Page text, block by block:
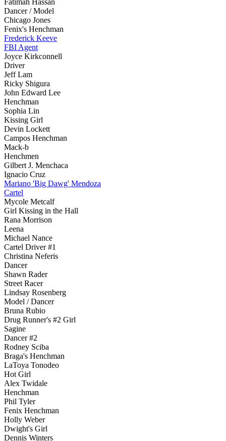
Fatimah Hassan
Dancer / Model
Chicago Jones
Fenix's Henchman
Frederick Keeve
FBI Agent
Joyce Kirkconnell
Driver
Jeff Lam
Ricky Shigura
John Edward Lee
Henchman
Sophia Lin
Kissing Girl
Devin Lockett
Campos Henchman
Mack-b
Henchmen
Gilbert J. Menchaca
Ignacio Cruz
Mariano 'Big Dawg' Mendoza
Cartel
Mycole Metcalf
Girl Kissing in the Hall
Rana Morrison
Leena
Michael Nance
Cartel Driver #1
Christina Neferis
Dancer
Shawn Rader
Street Racer
Lindsay Rosenberg
Model / Dancer
Bruna Rubio
Drug Runner's #2 Girl
Sagine
Dancer #2
Rodney Sciba
Braga's Henchman
LaToya Tonodeo
Hot Girl
Alex Twidale
Henchman
Phil Tyler
Fenix Henchman
Holly Weber
Dwight's Girl
Dennis Winters